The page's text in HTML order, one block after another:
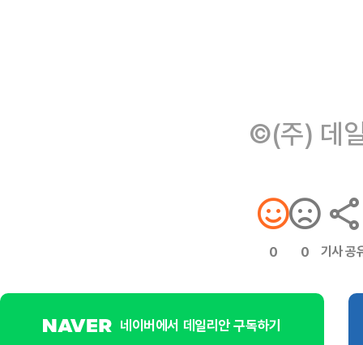
©(주) 데
0 0 기사 공
네이버에서 데일리안 구독하기